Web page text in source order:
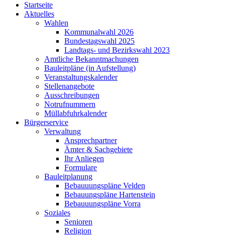
Startseite
Aktuelles
Wahlen
Kommunalwahl 2026
Bundestagswahl 2025
Landtags- und Bezirkswahl 2023
Amtliche Bekanntmachungen
Bauleitpläne (in Aufstellung)
Veranstaltungskalender
Stellenangebote
Ausschreibungen
Notrufnummern
Müllabfuhrkalender
Bürgerservice
Verwaltung
Ansprechpartner
Ämter & Sachgebiete
Ihr Anliegen
Formulare
Bauleitplanung
Bebauuungspläne Velden
Bebauungspläne Hartenstein
Bebauuungspläne Vorra
Soziales
Senioren
Religion